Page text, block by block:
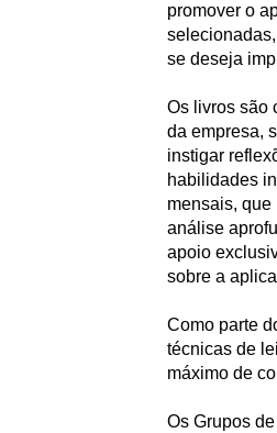
promover o
se deseja
Os livros são
da empresa,
instigar
habilidades
mensais,
análise
apoio
sobre a
Como parte
técnicas de
máximo de
Os Grupos